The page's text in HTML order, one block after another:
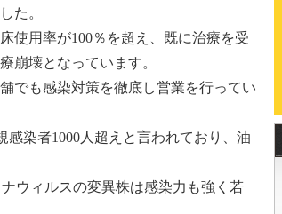
た。
使用率が100％を超え、既に治療を受
崩壊となっています。
でも感染対策を徹底し営業を行ってい
染者1000人超えと言われており、油
ウィルスの変異株は感染力も強く若